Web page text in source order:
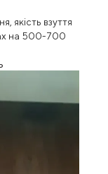
якість взуття
на 500-700